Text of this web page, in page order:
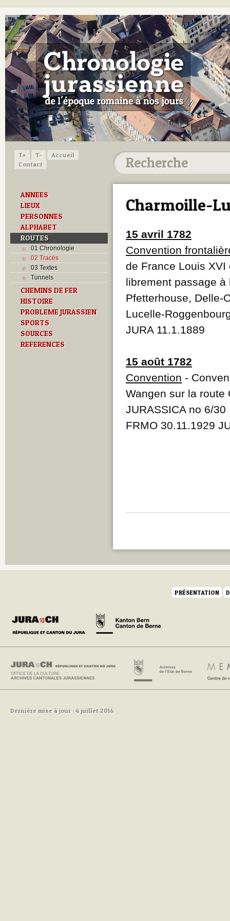
T+ T-
Accueil
Contact
ANNEES
LIEUX
PERSONNES
ALPHABET
ROUTES
01 Chronologie
02 Tracés
03 Textes
Tunnels
CHEMINS DE FER
HISTOIRE
PROBLEME JURASSIEN
SPORTS
SOURCES
REFERENCES
Charmoille-
15 avril 1782
Convention
de France Louis
librement passage
Pfetterhouse, Delle-
Lucelle-
JURA 11.1.1889
15 août 1782
Convention -
Wangen sur la route
JURASSICA no 6/30
FRMO 30.11.1929
PRÉSENTATION
Dernière mise à jour : 4 juillet 2016